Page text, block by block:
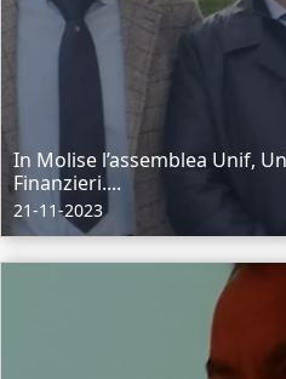
In Molise l’assemblea Unif,
Finanzieri....
21-11-2023